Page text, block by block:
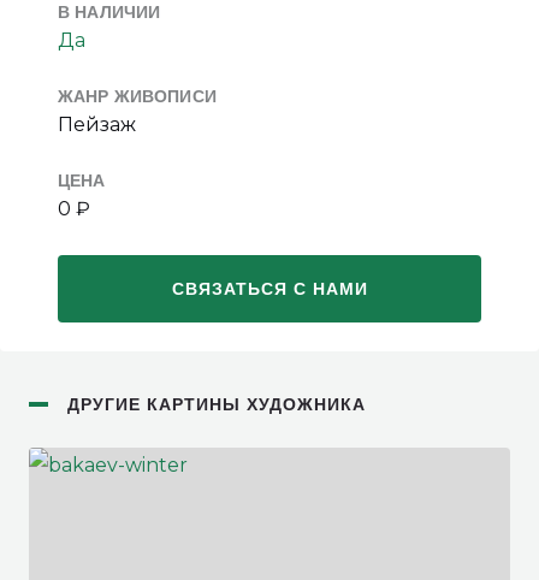
В НАЛИЧИИ
Да
ЖАНР ЖИВОПИСИ
Пейзаж
ЦЕНА
0 ₽
СВЯЗАТЬСЯ С НАМИ
ДРУГИЕ КАРТИНЫ ХУДОЖНИКА